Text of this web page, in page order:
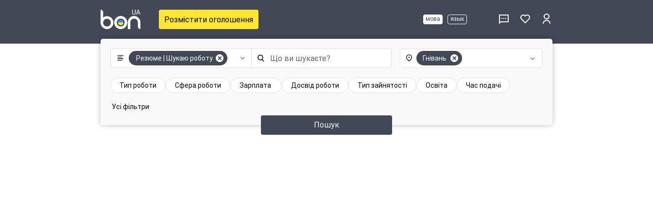
Розмістити оголошення мова язык
Резюме | Шукаю роботу Гнівань
Пошук
Тип роботи Сфера роботи Зарплата Досвід роботи Тип зайнятості Освіта Час подачі
Усі фільтри